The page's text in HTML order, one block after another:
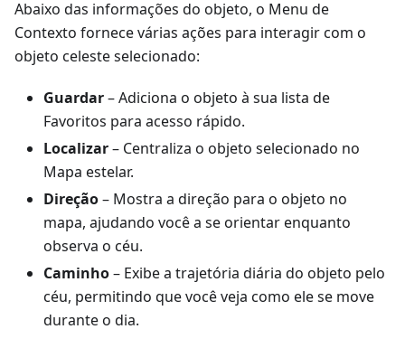
Abaixo das informações do objeto, o Menu de
Contexto fornece várias ações para interagir com o
objeto celeste selecionado:
Guardar– Adiciona o objeto à sua lista de
Favoritos para acesso rápido.
Localizar– Centraliza o objeto selecionado no
Mapa estelar.
Direção– Mostra a direção para o objeto no
mapa, ajudando você a se orientar enquanto
observa o céu.
Caminho– Exibe a trajetória diária do objeto pelo
céu, permitindo que você veja como ele se move
durante o dia.